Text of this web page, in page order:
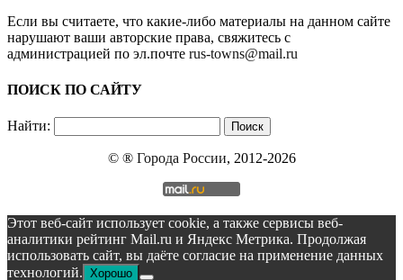
Если вы считаете, что какие-либо материалы на данном сайте
нарушают ваши авторские права, свяжитесь с
администрацией по эл.почте rus-towns@mail.ru
ПОИСК ПО САЙТУ
Найти:
© ® Города России, 2012-2026
Этот веб-сайт использует cookie, а также сервисы веб-
аналитики рейтинг Mail.ru и Яндекс Метрика. Продолжая
использовать сайт, вы даёте согласие на применение данных
технологий. Хорошо